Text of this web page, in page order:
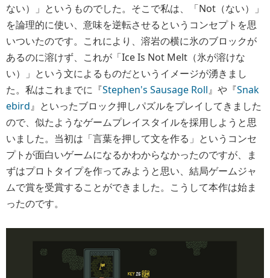
ない）」というものでした。そこで私は、「Not（ない）」
を論理的に使い、意味を逆転させるというコンセプトを思
いついたのです。これにより、溶岩の横に氷のブロックが
あるのに溶けず、これが「Ice Is Not Melt（氷が溶けな
い）」という文によるものだというイメージが湧きまし
た。私はこれまでに『Stephen's Sausage Roll』や『Snak
ebird』といったブロック押しパズルをプレイしてきました
ので、似たようなゲームプレイスタイルを採用しようと思
いました。当初は「言葉を押して文を作る」というコンセ
プトが面白いゲームになるかわからなかったのですが、ま
ずはプロトタイプを作ってみようと思い、結局ゲームジャ
ムで賞を受賞することができました。こうして本作は始ま
ったのです。